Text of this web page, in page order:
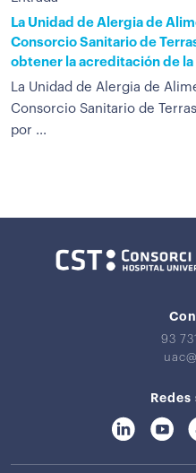
La Unidad de Alergia de
Consorcio Sanitario de
obtener la acreditación de la
La Unidad de Alergia de
Consorcio Sanitario de
por ...
93